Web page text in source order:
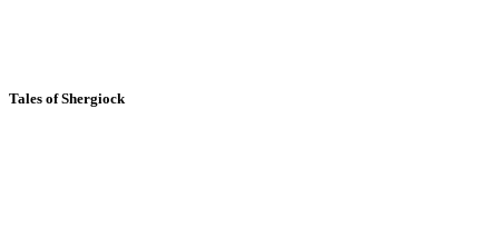
Tales of Shergiock